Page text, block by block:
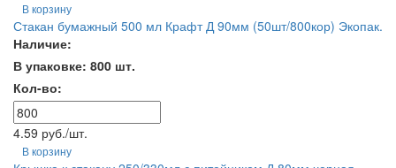
В корзину
Стакан бумажный 500 мл Крафт Д 90мм (50шт/800кор) Экопак.
Наличие:
В упаковке: 800 шт.
Кол-во:
4.59 руб./шт.
В корзину